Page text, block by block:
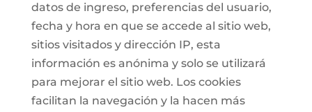
datos de ingreso, preferencias del usuario,
fecha y hora en que se accede al sitio web,
sitios visitados y dirección IP, esta
información es anónima y solo se utilizará
para mejorar el sitio web. Los cookies
facilitan la navegación y la hacen más